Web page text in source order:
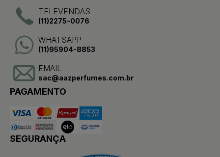
TELEVENDAS
(11)2275-0076
WHATSAPP
(11)95904-8853
EMAIL
sac@aazperfumes.com.br
PAGAMENTO
SEGURANÇA